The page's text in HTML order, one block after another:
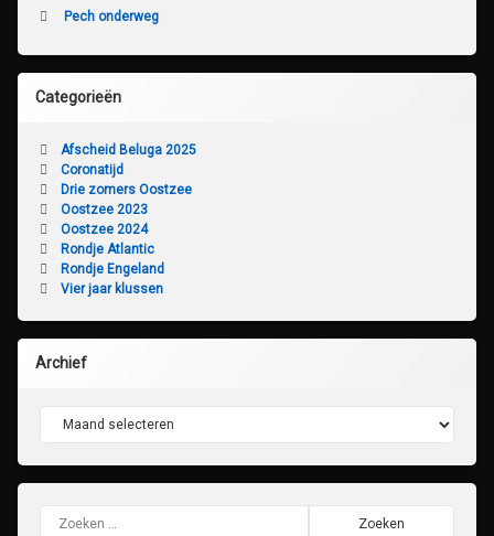
Pech onderweg
Categorieën
Afscheid Beluga 2025
Coronatijd
Drie zomers Oostzee
Oostzee 2023
Oostzee 2024
Rondje Atlantic
Rondje Engeland
Vier jaar klussen
Archief
Archief
Zoeken naar: